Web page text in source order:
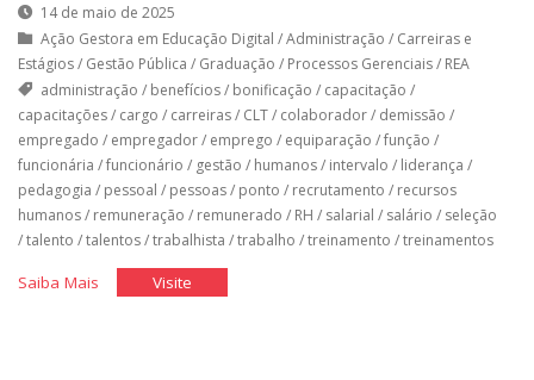
14 de maio de 2025
Ação Gestora em Educação Digital /Administração / Carreiras e
Estágios/ Gestão Pública / Graduação / Processos Gerenciais/ REA
administração / benefícios/ bonificação / capacitação /
capacitações/ cargo / carreiras/ CLT/ colaborador/ demissão /
empregado / empregador/ emprego / equiparação /função /
funcionária /funcionário / gestão / humanos/ intervalo / liderança /
pedagogia / pessoal / pessoas/ ponto / recrutamento / recursos
humanos/ remuneração / remunerado / RH / salarial / salário / seleção
/talento /talentos/trabalhista /trabalho /treinamento /treinamentos
Saiba Mais"O
Visite"O